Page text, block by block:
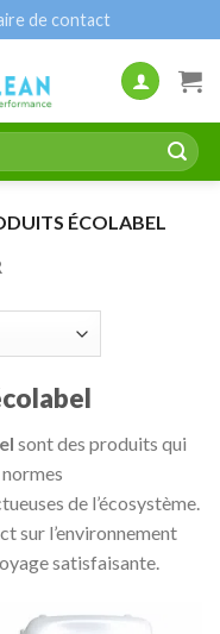
de contact
ÉCOLABEL
sont des produits qui
de l’écosystème.
sur l’environnement
satisfaisante.